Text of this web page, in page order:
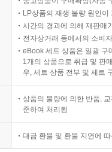
LP상품의 재생 불량 원인
시간의 경과에 의해 재판매
전자상거래 등에서의 소비
eBook 세트 상품은 일괄 구
1개의 상품으로 취급 및 판
우, 세트 상품 전부 및 세트
상품의 불량에 의한 반품,
준하여 처리됨
대금 환불 및 환불 지연에